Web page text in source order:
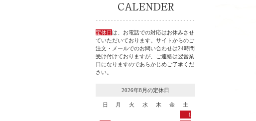
定休日は、お電話での対応はお休みさせ
ていただいております。サイトからのご
注文・メールでのお問い合わせは24時間
受け付けておりますが、ご連絡は翌営業
日になりますのであらかじめご了承くだ
さい。
2026年8月の定休日
日 月 火 水 木 金
土
1